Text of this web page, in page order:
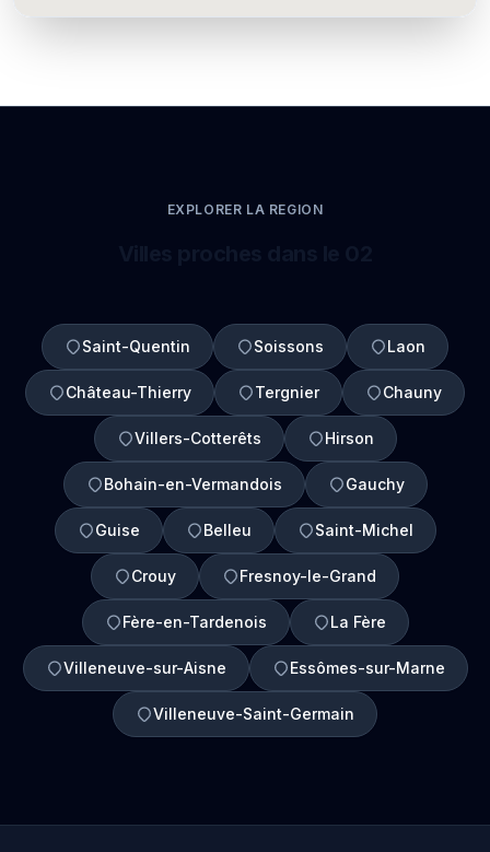
EXPLORER LA REGION
Saint-Quentin Soissons Laon
Château-Thierry Tergnier Chauny
Villers-Cotterêts Hirson
Bohain-en-Vermandois Gauchy
Guise Belleu Saint-Michel
Crouy Fresnoy-le-Grand
Fère-en-Tardenois La Fère
Villeneuve-sur-Aisne Essômes-sur-Marne
Villeneuve-Saint-Germain